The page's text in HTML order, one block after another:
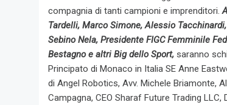
compagnia di tanti campioni e imprenditori.
Tardelli, Marco Simone, Alessio
Sebino Nela, Presidente FIGC Femminile
Bestagno e altri Big dello Sport, saranno
Principato di Monaco in Italia SE Anne
di Angel Robotics, Avv. Michele Briamonte,
Campagna, CEO Sharaf Future Trading